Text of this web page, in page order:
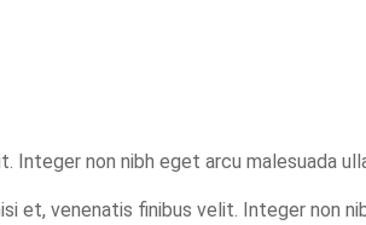
Integer non nibh eget arcu malesuada
et, venenatis finibus velit. Integer non